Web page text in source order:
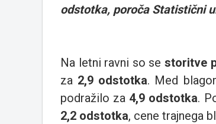
odstotka, poroča Statistični
Na letni ravni so se storitve
za 2,9 odstotka. Med
podražilo za 4,9 odstotka.
2,2 odstotka, cene trajnega